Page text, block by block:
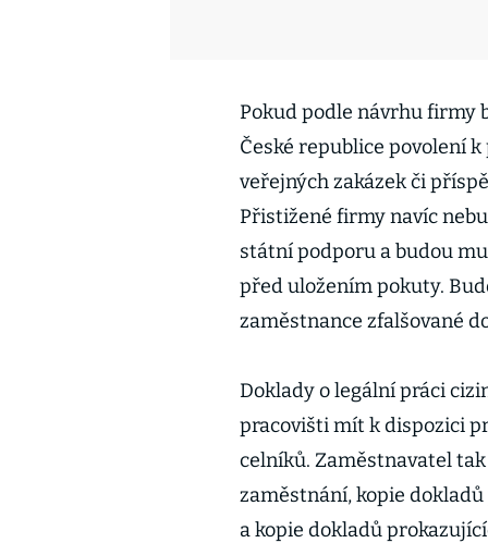
Pokud podle návrhu firmy
České republice povolení
veřejných zakázek či
Přistižené firmy navíc
státní podporu a budou
před uložením pokuty.
zaměstnance zfalšované
Doklady o legální práci
pracovišti mít k dispozici
celníků. Zaměstnavatel
zaměstnání, kopie
a kopie dokladů